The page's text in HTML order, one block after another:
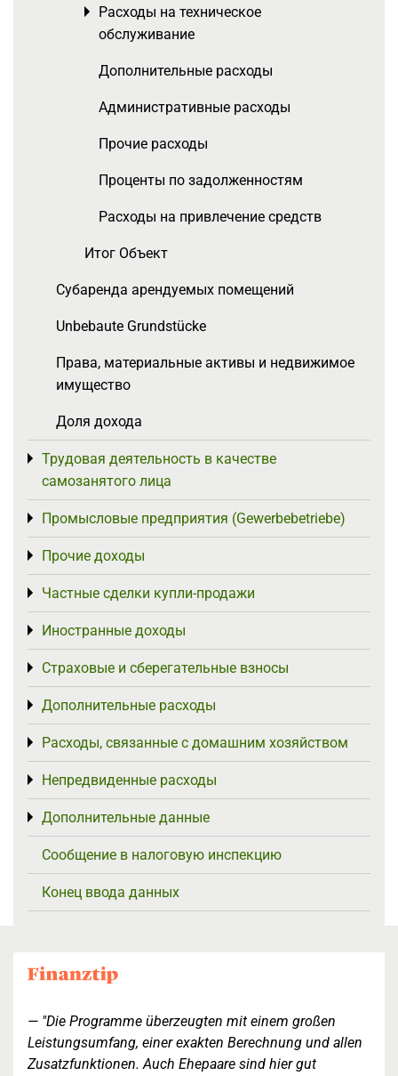
Расходы на техническое
обслуживание
Toggle menu
Дополнительные расходы
Административные расходы
Прочие расходы
Проценты по задолженностям
Расходы на привлечение средств
Итог Объект
Субаренда арендуемых помещений
Unbebaute Grundstücke
Права, материальные активы и недвижимое
имущество
Доля дохода
Трудовая деятельность в качестве
самозанятого лица
Toggle menu
Промысловые предприятия (Gewerbebetriebe)
Toggle menu
Прочие доходы
Toggle menu
Частные сделки купли-продажи
Toggle menu
Иностранные доходы
Toggle menu
Страховые и сберегательные взносы
Toggle menu
Дополнительные расходы
Toggle menu
Расходы, связанные с домашним хозяйством
Toggle menu
Непредвиденные расходы
Toggle menu
Дополнительные данные
Toggle menu
Сообщение в налоговую инспекцию
Конец ввода данных
"Die Programme überzeugten mit einem großen
Leistungsumfang, einer exakten Berechnung und allen
Zusatzfunktionen. Auch Ehepaare sind hier gut